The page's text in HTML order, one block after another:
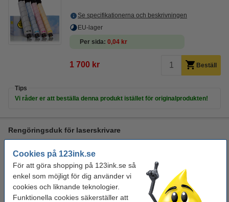
Cookies på 123ink.se
För att göra shopping på 123ink.se så
enkel som möjligt för dig använder vi
cookies och liknande teknologier.
Funktionella cookies säkerställer att
Se specifikationerna och beskrivningen
EU-lager
Per sida 0,04 kr
1 700 kr Beställ
Tips
Vi råder er att beställa denna produkt istället för originalprodukten!
Rengöringsduk för laserskrivare
999099
Se specifikationerna och beskrivningen
i lager
Beställ nu så skickar vi idag!